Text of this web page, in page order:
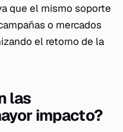
que el mismo soporte
o mercados
el retorno de la
las
impacto?